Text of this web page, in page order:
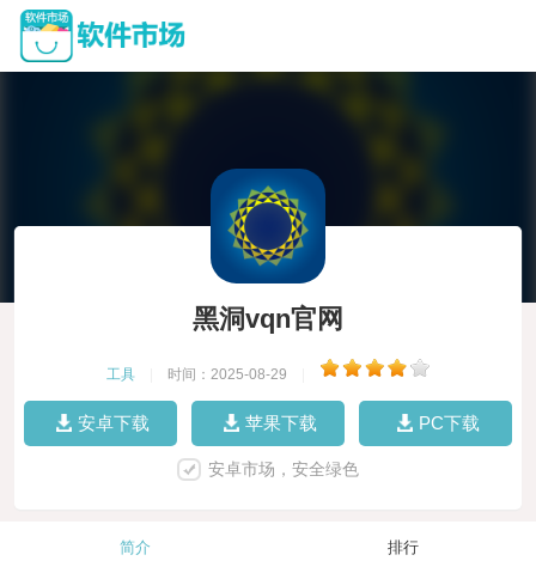
黑洞vqn官网
工具 时间：2025-08-29
安卓下载 苹果下载 PC下载
安卓市场，安全绿色
简介 排行